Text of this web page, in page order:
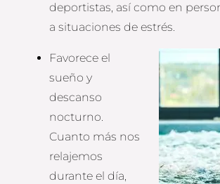
deportistas, así como en
a situaciones de estrés.
Favorece el
sueño y
descanso
nocturno.
Cuanto más nos
relajemos
durante el día,